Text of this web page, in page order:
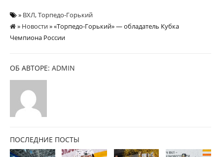
» ВХЛ,Торпедо-Горький
» Новости» «Торпедо-Горький» — обладатель Кубка
Чемпиона России
ОБ АВТОРЕ: ADMIN
ПОСЛЕДНИЕ ПОСТЫ